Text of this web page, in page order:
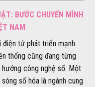
BƯỚC CHUYỂN MÌNH
NAM
điện tử phát triển mạnh
thống cũng đang từng
công nghệ số. Một
số hóa là ngành cung